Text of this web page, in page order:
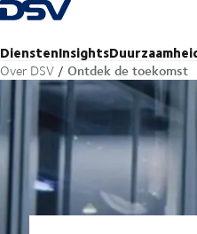
Terug naar startpagina
DienstenInsights
Over DSV Ontdek de toekomst